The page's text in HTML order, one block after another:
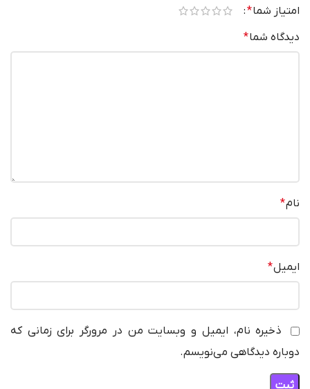
امتیاز شما*
دیدگاه شما*
نام*
ایمیل*
ذخیره نام، ایمیل و وبسایت من در مرورگر برای زمانی که
دوباره دیدگاهی می‌نویسم.